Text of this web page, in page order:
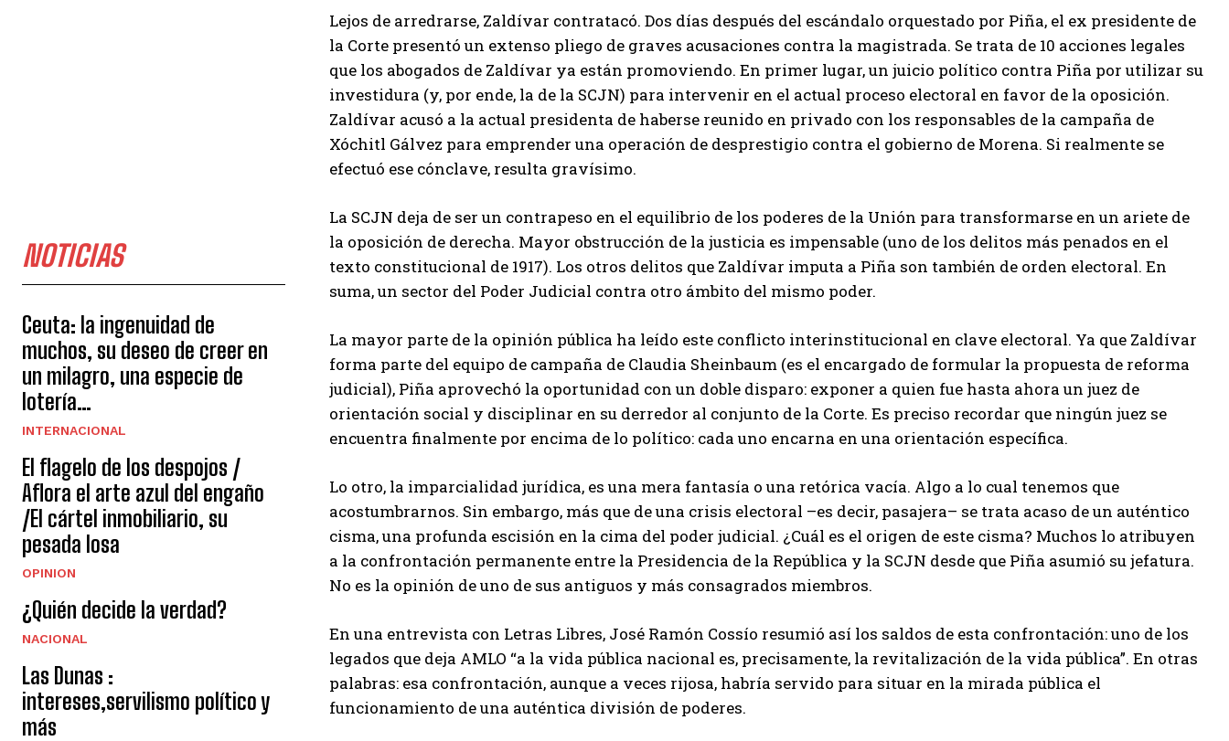
NOTICIAS
Ceuta: la ingenuidad de
muchos, su deseo de creer en
un milagro, una especie de
lotería…
INTERNACIONAL
El flagelo de los despojos /
Aflora el arte azul del engaño
/El cártel inmobiliario, su
pesada losa
OPINION
¿Quién decide la verdad?
NACIONAL
Las Dunas :
intereses,servilismo político y
más
Lejos de arredrarse, Zaldívar contratacó. Dos días después del escándalo orquestado por Piña, el ex presidente de
la Corte presentó un extenso pliego de graves acusaciones contra la magistrada. Se trata de 10 acciones legales
que los abogados de Zaldívar ya están promoviendo. En primer lugar, un juicio político contra Piña por utilizar su
investidura (y, por ende, la de la SCJN) para intervenir en el actual proceso electoral en favor de la oposición.
Zaldívar acusó a la actual presidenta de haberse reunido en privado con los responsables de la campaña de
Xóchitl Gálvez para emprender una operación de desprestigio contra el gobierno de Morena. Si realmente se
efectuó ese cónclave, resulta gravísimo.
La SCJN deja de ser un contrapeso en el equilibrio de los poderes de la Unión para transformarse en un ariete de
la oposición de derecha. Mayor obstrucción de la justicia es impensable (uno de los delitos más penados en el
texto constitucional de 1917). Los otros delitos que Zaldívar imputa a Piña son también de orden electoral. En
suma, un sector del Poder Judicial contra otro ámbito del mismo poder.
La mayor parte de la opinión pública ha leído este conflicto interinstitucional en clave electoral. Ya que Zaldívar
forma parte del equipo de campaña de Claudia Sheinbaum (es el encargado de formular la propuesta de reforma
judicial), Piña aprovechó la oportunidad con un doble disparo: exponer a quien fue hasta ahora un juez de
orientación social y disciplinar en su derredor al conjunto de la Corte. Es preciso recordar que ningún juez se
encuentra finalmente por encima de lo político: cada uno encarna en una orientación específica.
Lo otro, la imparcialidad jurídica, es una mera fantasía o una retórica vacía. Algo a lo cual tenemos que
acostumbrarnos. Sin embargo, más que de una crisis electoral –es decir, pasajera– se trata acaso de un auténtico
cisma, una profunda escisión en la cima del poder judicial. ¿Cuál es el origen de este cisma? Muchos lo atribuyen
a la confrontación permanente entre la Presidencia de la República y la SCJN desde que Piña asumió su jefatura.
No es la opinión de uno de sus antiguos y más consagrados miembros.
En una entrevista con Letras Libres, José Ramón Cossío resumió así los saldos de esta confrontación: uno de los
legados que deja AMLO “a la vida pública nacional es, precisamente, la revitalización de la vida pública”. En otras
palabras: esa confrontación, aunque a veces rijosa, habría servido para situar en la mirada pública el
funcionamiento de una auténtica división de poderes.